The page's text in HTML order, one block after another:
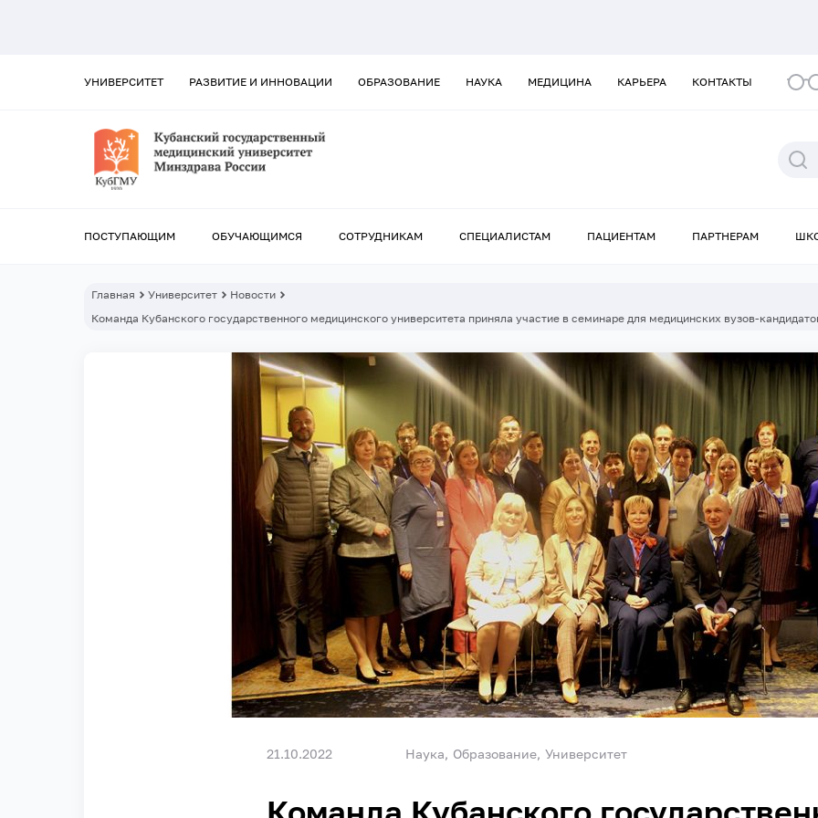
УНИВЕРСИТЕТ РАЗВИТИЕ И ИННОВАЦИИ ОБРАЗОВАНИЕ НАУКА МЕДИЦИНА КАРЬЕРА КОНТАКТЫ
ПОСТУПАЮЩИМ ОБУЧАЮЩИМСЯ СОТРУДНИКАМ СПЕЦИАЛИСТАМ ПАЦИЕНТАМ ПАРТНЕРАМ
Главная Университет
Новости
Команда Кубанского государственного медицинского университета приняла участие в семинаре для медицинских вузов-
21.10.2022 Наука Образование Университет